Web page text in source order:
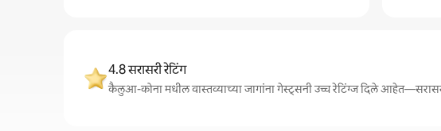
4.8 सरासरी रेटिंग
कैलुआ-कोना मधील वास्तव्याच्या जागांना गेस्ट्सनी उच्च रेटिंग्ज दिले